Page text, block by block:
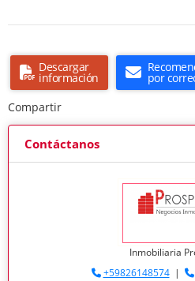
Descargar
información
por
Compartir
Contáctanos
Inmobiliaria
+59826148574|